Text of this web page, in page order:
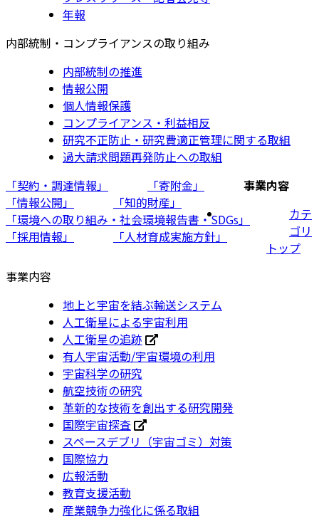
年報
内部統制・コンプライアンスの取り組み
内部統制の推進
情報公開
個人情報保護
コンプライアンス・利益相反
研究不正防止・研究費適正管理に関する取組
過大請求問題再発防止への取組
「契約・調達情報」
「寄附金」
「情報公開」
「知的財産」
「環境への取り組み・社会環境報告書・SDGs」
「採用情報」
「人材育成実施方針」
事業内容
カテ
ゴリ
トップ
事業内容
地上と宇宙を結ぶ輸送システム
人工衛星による宇宙利用
人工衛星の追跡
有人宇宙活動/宇宙環境の利用
宇宙科学の研究
航空技術の研究
革新的な技術を創出する研究開発
国際宇宙探査
スペースデブリ（宇宙ゴミ）対策
国際協力
広報活動
教育支援活動
産業競争力強化に係る取組